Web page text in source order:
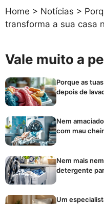
Home > Notícias >
transforma a sua casa
Vale muito a
Porque as
depois de
Nem
com mau
Nem mais
detergente
Um